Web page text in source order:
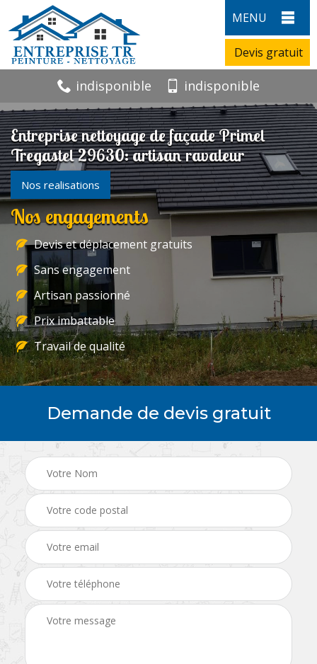
MENU
Devis gratuit
indisponible indisponible
Entreprise nettoyage de façade Primel
Tregastel 29630: artisan ravaleur
Nos realisations
Nos engagements
Devis et déplacement gratuits
Sans engagement
Artisan passionné
Prix imbattable
Travail de qualité
Demande de devis gratuit